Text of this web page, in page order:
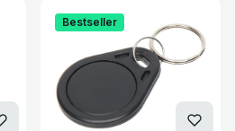
Bestseller